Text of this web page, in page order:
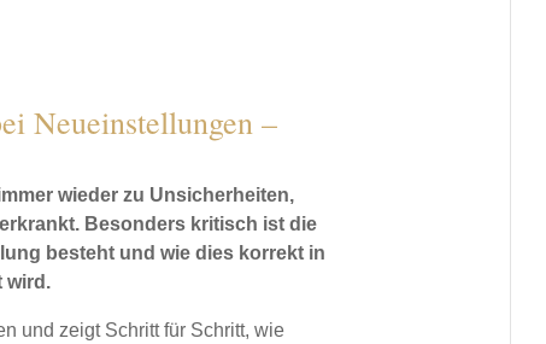
Neueinstellungen –
wieder zu Unsicherheiten,
Besonders kritisch ist die
besteht und wie dies korrekt in
wird.
und zeigt Schritt für Schritt, wie